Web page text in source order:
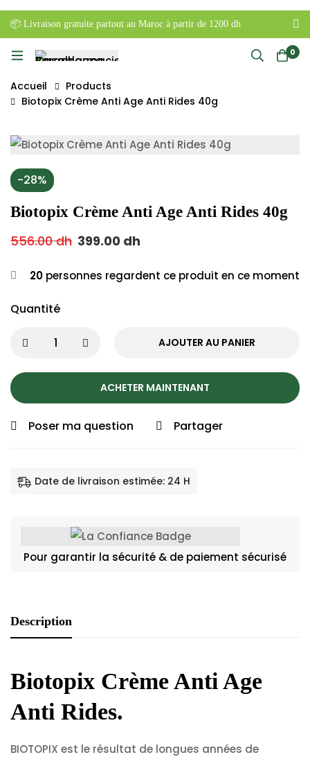
📦 Livraison gratuite partout au Maroc à partir de 1200 dh
0
Accueil
Products
Biotopix Crème Anti Age Anti Rides 40g
-28%
Biotopix Crème Anti Age Anti Rides 40g
556.00dh 399.00 dh
20 personnes regardent ce produit en ce moment
Quantité
AJOUTER AU PANIER
ACHETER MAINTENANT
Poser ma question Partager
Date de livraison estimée: 24 H
Pour garantir la sécurité & de paiement sécurisé
Description
Biotopix Crème Anti Age
Anti Rides.
BIOTOPIX est le résultat de longues années de